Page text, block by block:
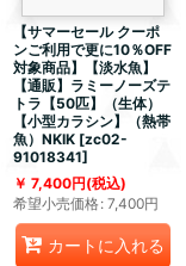
【サマーセール クーポ
ンご利用で更に10％OFF
対象商品】【淡水魚】
【通販】ラミーノーズテ
トラ【50匹】（生体）
【小型カラシン】（熱帯
魚）NKIK [zc02-
91018341]
7,400円(税込)
希望小売価格: 7,400円
カートに入れる